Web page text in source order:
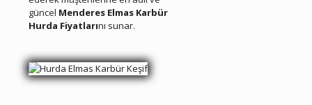
güncel Menderes Elmas Karbür
Hurda Fiyatlarını sunar.